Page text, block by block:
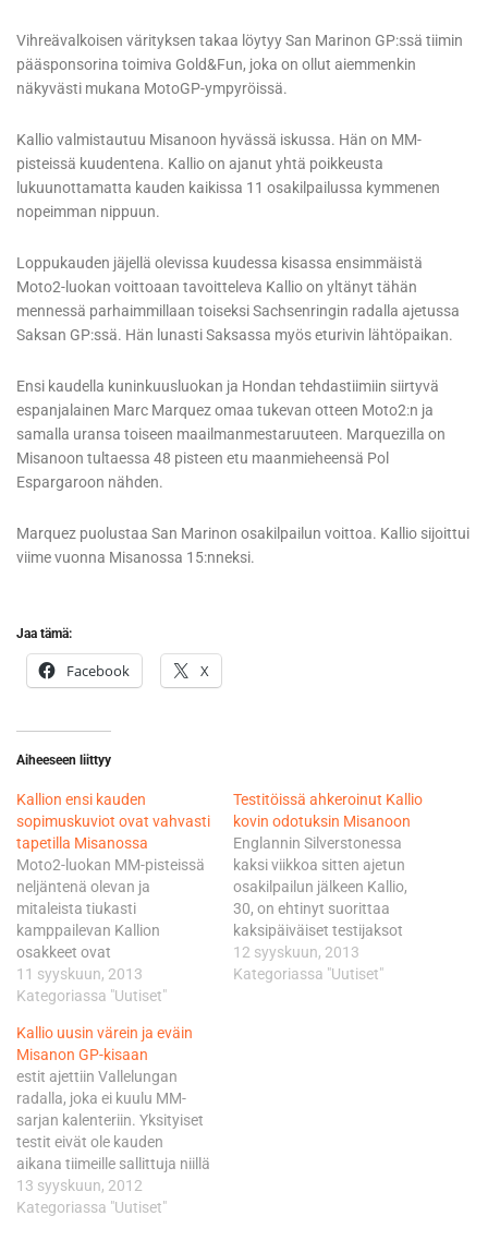
Vihreävalkoisen värityksen takaa löytyy San Marinon GP:ssä tiimin
pääsponsorina toimiva Gold&Fun, joka on ollut aiemmenkin
näkyvästi mukana MotoGP-ympyröissä.
Kallio valmistautuu Misanoon hyvässä iskussa. Hän on MM-
pisteissä kuudentena. Kallio on ajanut yhtä poikkeusta
lukuunottamatta kauden kaikissa 11 osakilpailussa kymmenen
nopeimman nippuun.
Loppukauden jäjellä olevissa kuudessa kisassa ensimmäistä
Moto2-luokan voittoaan tavoitteleva Kallio on yltänyt tähän
mennessä parhaimmillaan toiseksi Sachsenringin radalla ajetussa
Saksan GP:ssä. Hän lunasti Saksassa myös eturivin lähtöpaikan.
Ensi kaudella kuninkuusluokan ja Hondan tehdastiimiin siirtyvä
espanjalainen Marc Marquez omaa tukevan otteen Moto2:n ja
samalla uransa toiseen maailmanmestaruuteen. Marquezilla on
Misanoon tultaessa 48 pisteen etu maanmieheensä Pol
Espargaroon nähden.
Marquez puolustaa San Marinon osakilpailun voittoa. Kallio sijoittui
viime vuonna Misanossa 15:nneksi.
Jaa tämä:
Facebook X
Aiheeseen liittyy
Kallion ensi kauden
sopimuskuviot ovat vahvasti
tapetilla Misanossa
Moto2-luokan MM-pisteissä
neljäntenä olevan ja
mitaleista tiukasti
kamppailevan Kallion
osakkeet ovat
sopimusrintamalla
kovemmassa kurssissa kuin
ensimmäisessä
osakilpailussa ajetut
huipputasaisen luokan
kolme podiumsijoitusta ja
varsinkin Moto2:n
neitseellinen, Tshekin
Brnossa tyylitelty MM-
osakilpailuvoitto ovat kovaa
valuuttaa. Kallion pöydällä
11 syyskuun, 2013
Kategoriassa "Uutiset"
Testitöissä ahkeroinut Kallio
kovin odotuksin Misanoon
Englannin Silverstonessa
kaksi viikkoa sitten ajetun
osakilpailun jälkeen Kallio,
30, on ehtinyt suorittaa
kaksipäiväiset testijaksot
niin Ranskassa kuin
Italiassa, ennen
12 syyskuun, 2013
Kategoriassa "Uutiset"
Kallio uusin värein ja eväin
Misanon GP-kisaan
estit ajettiin Vallelungan
radalla, joka ei kuulu MM-
sarjan kalenteriin. Yksityiset
testit eivät ole kauden
aikana tiimeille sallittuja niillä
radoilla, joilla ajetaan MM-
pisteistä. Marc VDS-talli
13 syyskuun, 2012
Kategoriassa "Uutiset"